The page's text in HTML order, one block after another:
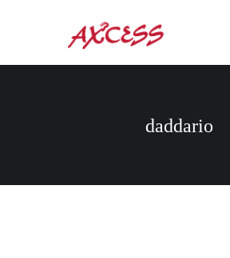
daddario